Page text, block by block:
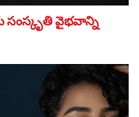
వైభవాన్ని